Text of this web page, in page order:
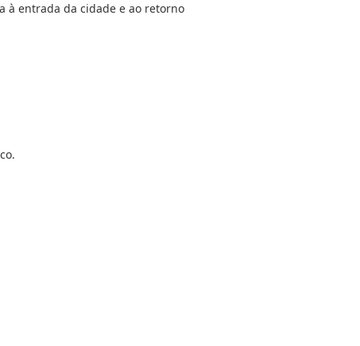
à entrada da cidade e ao retorno